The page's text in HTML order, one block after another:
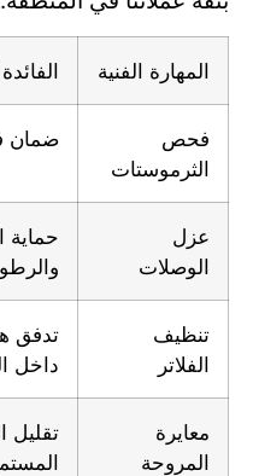
المهارة الفنية
فحص
الثرموستات
ضمان
عزل
الوصلات
حماية
تنظيف
الفلاتر
تدفق
داخل
معايرة
المروحة
تقليل